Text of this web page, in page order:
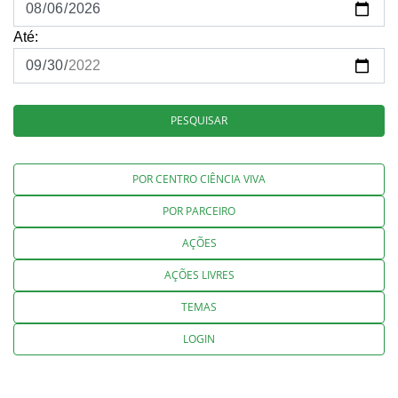
Até:
PESQUISAR
POR CENTRO CIÊNCIA VIVA
POR PARCEIRO
AÇÕES
AÇÕES LIVRES
TEMAS
LOGIN